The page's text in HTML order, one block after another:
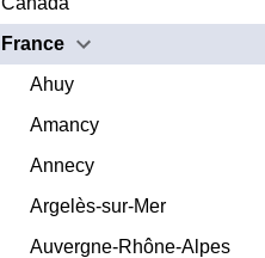
France
Ahuy
Amancy
Annecy
Argelès-sur-Mer
Auvergne-Rhône-Alpes